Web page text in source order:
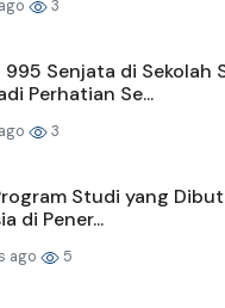
3
995 Senjata di Sekolah
Perhatian Se...
3
Studi yang
di Pener...
ago 5